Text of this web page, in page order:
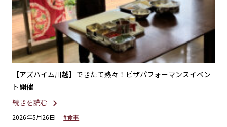
【アズハイム川越】できたて熱々！ピザパフォーマンスイベン
ト開催
続きを読む
2026年5月26日 #食事